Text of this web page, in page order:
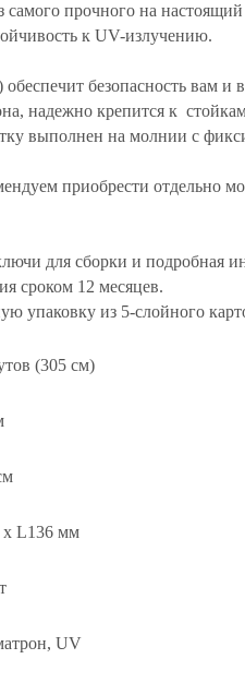
прочного на
к UV-излучению.
безопасность вам
надежно крепится к
выполнен на молнии с
приобрести отдельно
для сборки и подробная
сроком 12 месяцев.
упаковку из 5-слойного
(305 см)
L136 мм
UV